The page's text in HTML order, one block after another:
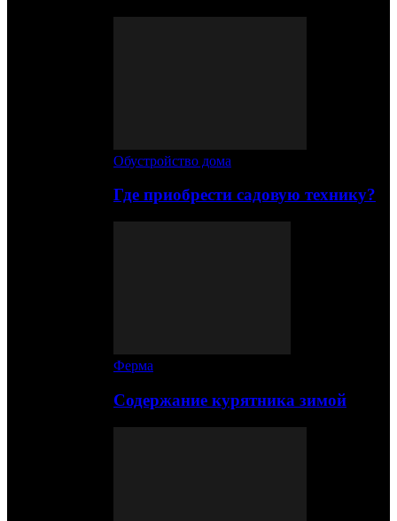
Обустройство дома
Где приобрести садовую технику?
Ферма
Содержание курятника зимой